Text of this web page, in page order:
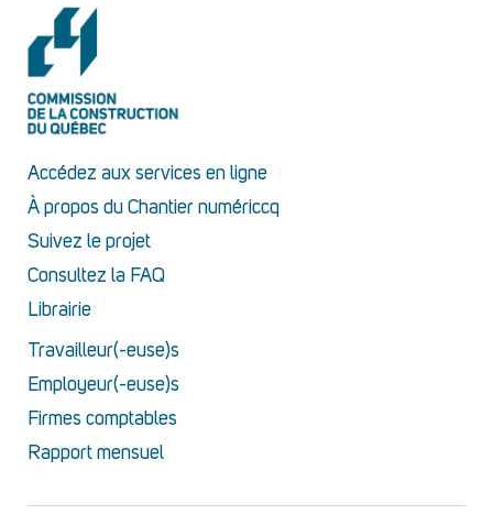
Accédez aux services en ligne
À propos du Chantier numériccq
Suivez le projet
Consultez la FAQ
Librairie
Travailleur(-euse)s
Employeur(-euse)s
Firmes comptables
Rapport mensuel